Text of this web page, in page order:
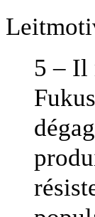
5 – Il